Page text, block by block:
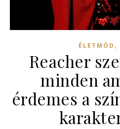
ÉLETMÓD ,
Reacher
minden
érdemes a